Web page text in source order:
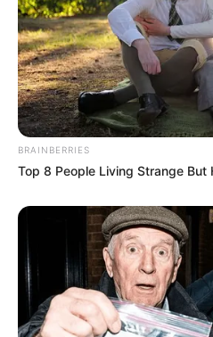
BRAINBERRIES
Top 8 People Living Strange